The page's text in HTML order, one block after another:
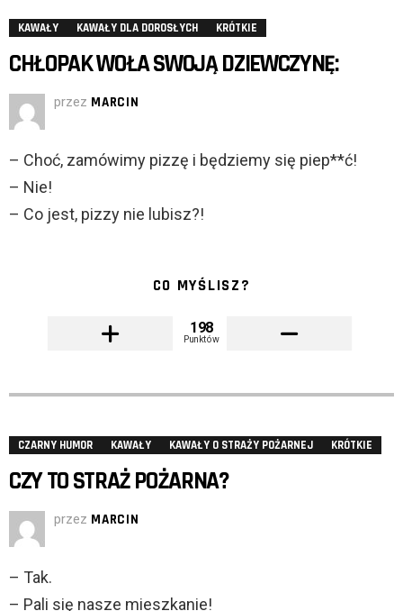
KAWAŁY KAWAŁY DLA DOROSŁYCH KRÓTKIE
CHŁOPAK WOŁA SWOJĄ DZIEWCZYNĘ:
przez MARCIN
– Choć, zamówimy pizzę i będziemy się piep**ć!
– Nie!
– Co jest, pizzy nie lubisz?!
CO MYŚLISZ?
198
Punktów
CZARNY HUMOR KAWAŁY KAWAŁY O STRAŻY POŻARNEJ KRÓTKIE
CZY TO STRAŻ POŻARNA?
przez MARCIN
– Tak.
– Pali się nasze mieszkanie!